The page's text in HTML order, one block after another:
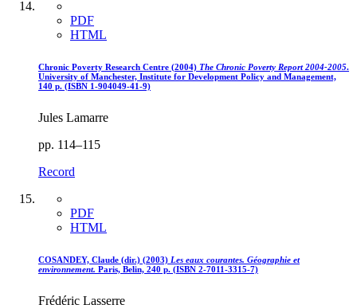
PDF
HTML
Chronic Poverty Research Centre (2004) The Chronic Poverty Report 2004-2005.
University of Manchester, Institute for Development Policy and Management,
140 p. (ISBN 1-904049-41-9)
Jules Lamarre
pp. 114–115
Record
PDF
HTML
COSANDEY, Claude (dir.) (2003) Les eaux courantes. Géographie et
environnement. Paris, Belin, 240 p. (ISBN 2-7011-3315-7)
Frédéric Lasserre